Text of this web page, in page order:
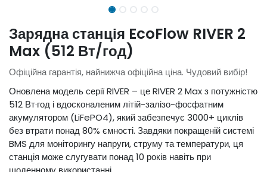
Зарядна станція EcoFlow RIVER 2
Max (512 Вт/год)
Офіційна гарантія, найнижча офіційна ціна. Чудовий вибір!
Оновлена модель серії RIVER – це RIVER 2 Max з потужністю
512 Вт·год і вдосконаленим літій-залізо-фосфатним
акумулятором (LiFePO4), який забезпечує 3000+ циклів
без втрати понад 80% ємності. Завдяки покращеній системі
BMS для моніторингу напруги, струму та температури, ця
станція може слугувати понад 10 років навіть при